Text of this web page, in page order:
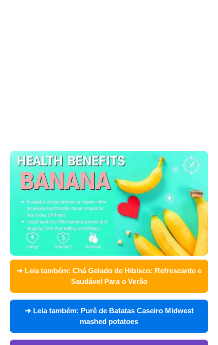
➜ Leia também: Chá Gelado de Hibisco: Refrescante e
Saudável Para o Verão
➜ Leia também: Purê de Batatas Caseiro Midwest
mashed potatoes